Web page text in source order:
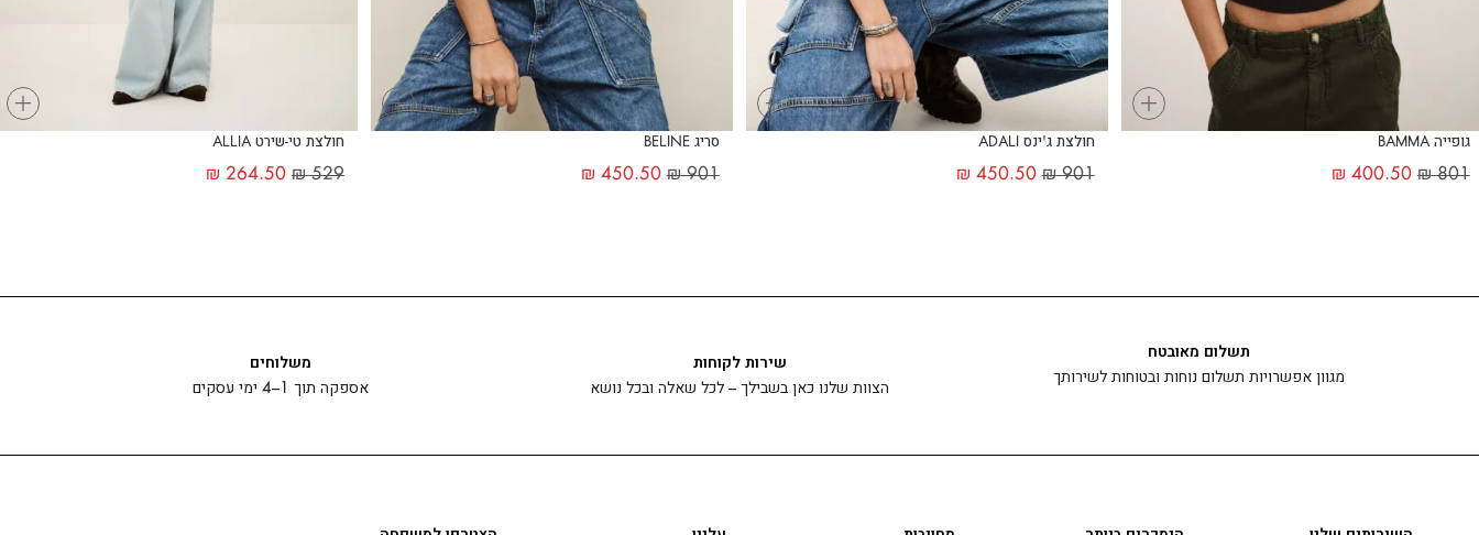
+
גופייה BAMMA
₪801
₪ 400.50
+
חולצת ג'ינס ADALI
₪901
₪ 450.50
+
סריג BELINE
₪901
₪ 450.50
+
חולצת טי-שירט ALLIA
₪529
₪ 264.50
תשלום מאובטח
מגוון אפשרויות תשלום נוחות ובטוחות לשירותך
שירות לקוחות
הצוות שלנו כאן בשבילך – לכל שאלה ובכל נושא
משלוחים
אספקה תוך 1–4 ימי עסקים